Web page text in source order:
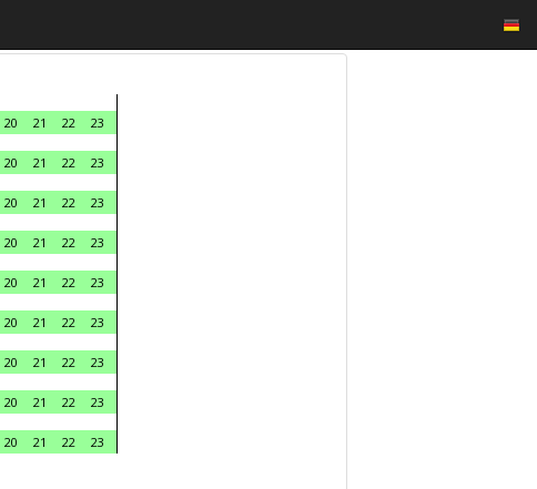
20 21 22
23
20 21 22
23
20 21 22
23
20 21 22
23
20 21 22
23
20 21 22
23
20 21 22
23
20 21 22
23
20 21 22
23